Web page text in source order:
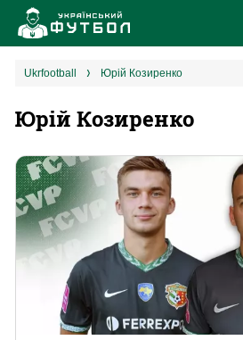
Новини
Збірна
Єврокубки
1 ліга
2 ліга
ukrfootball Юрій Козиренко
Юрій Козиренко